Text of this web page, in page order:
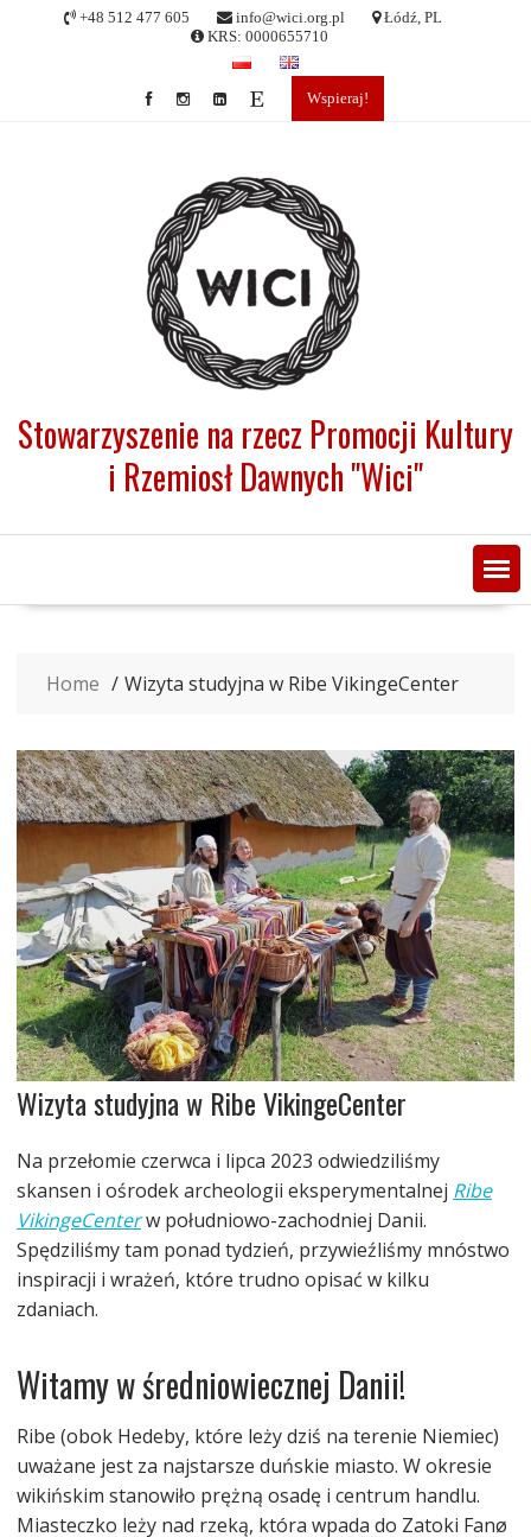
+48 512 477 605 info@wici.org.pl
Łódź, PL
KRS: 0000655710
Wspieraj!
Stowarzyszenie na rzecz Promocji Kultury
i Rzemiosł Dawnych "Wici"
Home Wizyta studyjna w Ribe VikingeCenter
Wizyta studyjna w Ribe VikingeCenter
Na przełomie czerwca i lipca 2023 odwiedziliśmy
skansen i ośrodek archeologii eksperymentalnej Ribe
VikingeCenterw południowo-zachodniej Danii.
Spędziliśmy tam ponad tydzień, przywieźliśmy mnóstwo
inspiracji i wrażeń, które trudno opisać w kilku
zdaniach.
Witamy w średniowiecznej Danii!
Ribe (obok Hedeby, które leży dziś na terenie Niemiec)
uważane jest za najstarsze duńskie miasto. W okresie
wikińskim stanowiło prężną osadę i centrum handlu.
Miasteczko leży nad rzeką, która wpada do Zatoki Fanø